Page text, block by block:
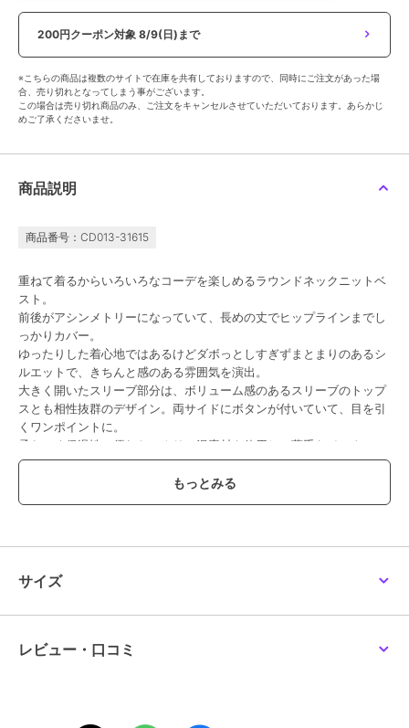
200円クーポン対象 8/9(日)まで
※こちらの商品は複数のサイトで在庫を共有しておりますので、同時にご注文があった場
合、売り切れとなってしまう事がございます。
この場合は売り切れ商品のみ、ご注文をキャンセルさせていただいております。あらかじ
めご了承くださいませ。
商品説明
商品番号：CD013-31615
重ねて着るからいろいろなコーデを楽しめるラウンドネックニットベ
スト。
前後がアシンメトリーになっていて、長めの丈でヒップラインまでし
っかりカバー。
ゆったりした着心地ではあるけどダボっとしすぎずまとまりのあるシ
ルエットで、きちんと感のある雰囲気を演出。
大きく開いたスリーブ部分は、ボリューム感のあるスリーブのトップ
スとも相性抜群のデザイン。両サイドにボタンが付いていて、目を引
くワンポイントに。
柔らかく保温性に優れたアクリル混素材を使用し、薄手なインナーと
合わせてもしっかり暖かく着られます。
裾などのディテールにはリブ素材を使用し、上品な印象に。
落ち着いたカラー展開なので、お手持ちのトップスと合わせるだけ
……………………
サイズ
レビュー・口コミ